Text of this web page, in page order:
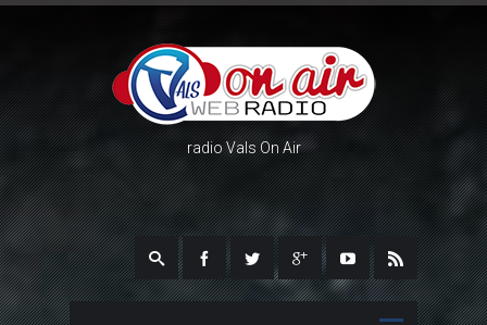
radio Vals On Air